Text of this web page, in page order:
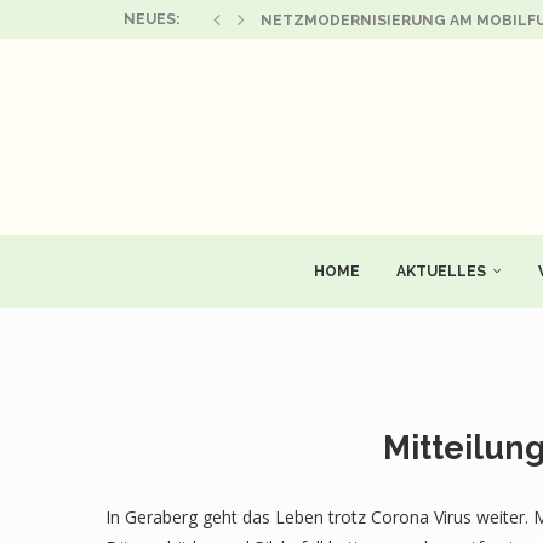
NEUES: NETZMODERNISIERUNG AM
AUSSCHREIBUNG ZUR
BEKANNTMACHUNG DER
HOME AKTUELLES
In Geraberg geht das Leben trotz Corona Virus